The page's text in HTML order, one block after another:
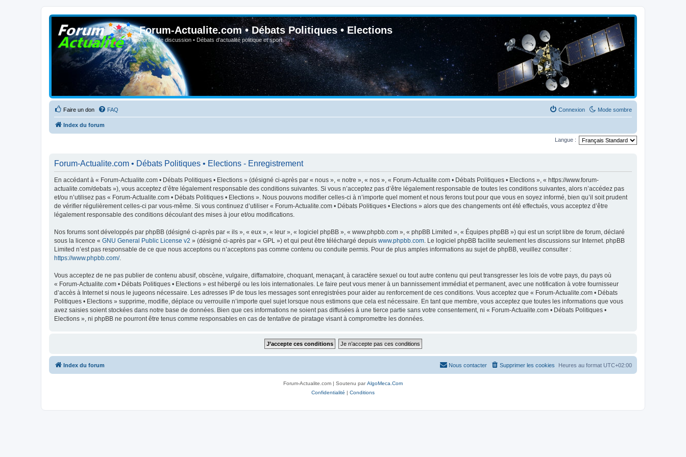
Forum-Actualite.com • Débats Politiques • Elections
Forum de discussion • Débats d'actualité politique et sport
Faire un don Mode sombre
FAQ Connexion
Index du forum
Langue :
Forum-Actualite.com • Débats Politiques • Elections - Enregistrement
En accédant à « Forum-Actualite.com • Débats Politiques • Elections » (désigné ci-après par « nous », « notre », « nos », « Forum-Actualite.com • Débats Politiques • Elections », « https://www.forum-
actualite.com/debats »), vous acceptez d’être légalement responsable des conditions suivantes. Si vous n’acceptez pas d’être légalement responsable de toutes les conditions suivantes, alors n’accédez pas
et/ou n’utilisez pas « Forum-Actualite.com • Débats Politiques • Elections ». Nous pouvons modifier celles-ci à n’importe quel moment et nous ferons tout pour que vous en soyez informé, bien qu’il soit prudent
de vérifier régulièrement celles-ci par vous-même. Si vous continuez d’utiliser « Forum-Actualite.com • Débats Politiques • Elections » alors que des changements ont été effectués, vous acceptez d’être
légalement responsable des conditions découlant des mises à jour et/ou modifications.
Nos forums sont développés par phpBB (désigné ci-après par « ils », « eux », « leur », « logiciel phpBB », « www.phpbb.com », « phpBB Limited », « Équipes phpBB ») qui est un script libre de forum, déclaré
sous la licence « GNU General Public License v2 » (désigné ci-après par « GPL ») et qui peut être téléchargé depuis www.phpbb.com . Le logiciel phpBB facilite seulement les discussions sur Internet. phpBB
Limited n’est pas responsable de ce que nous acceptons ou n’acceptons pas comme contenu ou conduite permis. Pour de plus amples informations au sujet de phpBB, veuillez consulter :
https://www.phpbb.com/.
Vous acceptez de ne pas publier de contenu abusif, obscène, vulgaire, diffamatoire, choquant, menaçant, à caractère sexuel ou tout autre contenu qui peut transgresser les lois de votre pays, du pays où
« Forum-Actualite.com • Débats Politiques • Elections » est hébergé ou les lois internationales. Le faire peut vous mener à un bannissement immédiat et permanent, avec une notification à votre fournisseur
d’accès à Internet si nous le jugeons nécessaire. Les adresses IP de tous les messages sont enregistrées pour aider au renforcement de ces conditions. Vous acceptez que « Forum-Actualite.com • Débats
Politiques • Elections » supprime, modifie, déplace ou verrouille n’importe quel sujet lorsque nous estimons que cela est nécessaire. En tant que membre, vous acceptez que toutes les informations que vous
avez saisies soient stockées dans notre base de données. Bien que ces informations ne soient pas diffusées à une tierce partie sans votre consentement, ni « Forum-Actualite.com • Débats Politiques •
Elections », ni phpBB ne pourront être tenus comme responsables en cas de tentative de piratage visant à compromettre les données.
Index du forum Heures au format UTC+02:00
Supprimer les cookies
Nous contacter
Forum-Actualite.com | Soutenu parAlgoMeca.Com
Confidentialité | Conditions